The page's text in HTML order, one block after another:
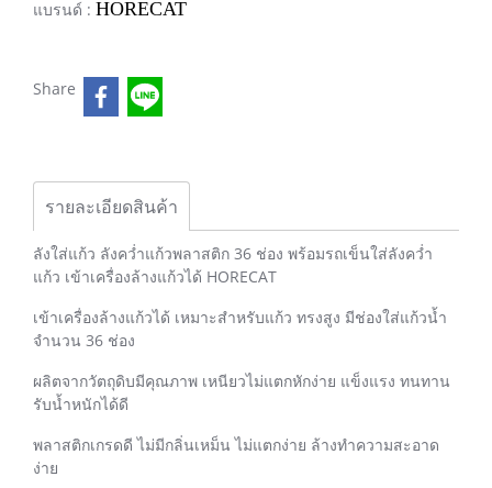
แบรนด์ : HORECAT
Share
รายละเอียดสินค้า
ลังใส่แก้ว ลังคว่ำแก้วพลาสติก 36 ช่อง พร้อมรถเข็นใส่ลังคว่ำ
แก้ว เข้าเครื่องล้างแก้วได้ HORECAT
เข้าเครื่องล้างแก้วได้ เหมาะสำหรับแก้ว ทรงสูง มีช่องใส่แก้วน้ำ
จำนวน 36 ช่อง
ผลิตจากวัตถุดิบมีคุณภาพ เหนียวไม่แตกหักง่าย แข็งแรง ทนทาน
รับน้ำหนักได้ดี
พลาสติกเกรดดี ไม่มีกลิ่นเหม็น ไม่แตกง่าย ล้างทำความสะอาด
ง่าย